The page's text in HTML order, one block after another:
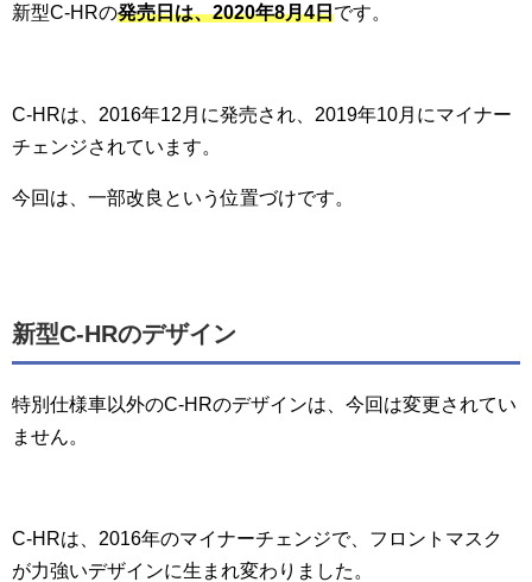
新型C-HRの発売日は、2020年8月4日です。
C-HRは、2016年12月に発売され、2019年10月にマイナー
チェンジされています。
今回は、一部改良という位置づけです。
新型C-HRのデザイン
特別仕様車以外のC-HRのデザインは、今回は変更されてい
ません。
C-HRは、2016年のマイナーチェンジで、フロントマスク
が力強いデザインに生まれ変わりました。